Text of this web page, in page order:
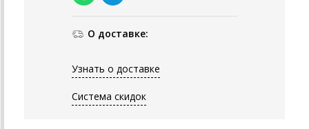
О доставке:
Узнать о доставке
Система скидок